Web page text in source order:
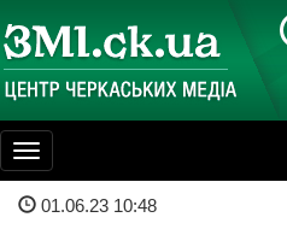
Toggle
navigation
01.06.23 10:48